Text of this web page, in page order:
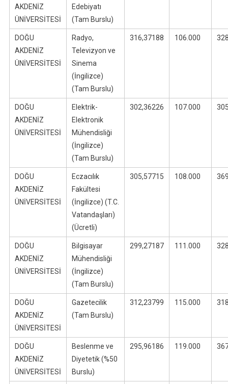
AKDENİZ
ÜNİVERSİTESİ
Edebiyatı
(Tam Burslu)
DOĞU
AKDENİZ
ÜNİVERSİTESİ
Radyo,
Televizyon ve
Sinema
(İngilizce)
(Tam Burslu)
316,37188 106.000
DOĞU
AKDENİZ
ÜNİVERSİTESİ
Elektrik-
Elektronik
Mühendisliği
(İngilizce)
(Tam Burslu)
302,36226 107.000
DOĞU
AKDENİZ
ÜNİVERSİTESİ
Eczacılık
Fakültesi
(İngilizce) (T.C.
Vatandaşları)
(Ücretli)
305,57715 108.000
DOĞU
AKDENİZ
ÜNİVERSİTESİ
Bilgisayar
Mühendisliği
(İngilizce)
(Tam Burslu)
299,27187 111.000
DOĞU
AKDENİZ
ÜNİVERSİTESİ
Gazetecilik
(Tam Burslu)
312,23799 115.000
DOĞU
AKDENİZ
ÜNİVERSİTESİ
Beslenme ve
Diyetetik (%50
Burslu)
295,96186 119.000